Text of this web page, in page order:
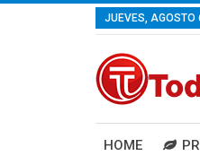
JUEVES, AGOSTO
HOME